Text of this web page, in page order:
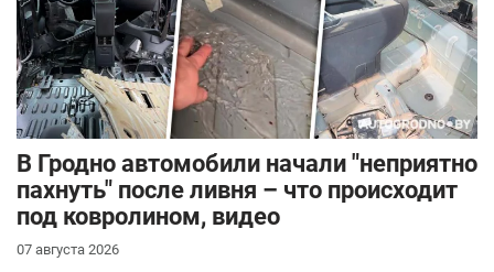
В Гродно автомобили начали "неприятно
пахнуть" после ливня – что происходит
под ковролином, видео
07 августа 2026